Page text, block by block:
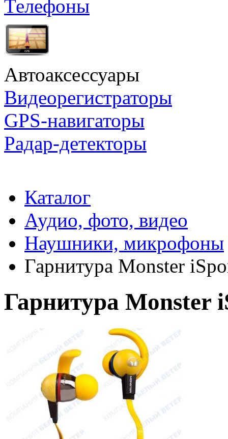
Телефоны
Автоаксессуары
Видеорегистраторы
GPS-навигаторы
Радар-детекторы
Каталог
Аудио, фото, видео
Наушники, микрофоны
Гарнитура Monster
Гарнитура Monster